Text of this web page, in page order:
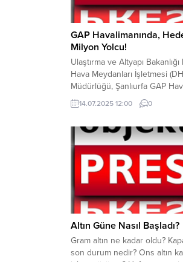
GAP Havalimanında,
Milyon Yolcu!
Ulaştırma ve Altyapı
Hava Meydanları İşletmesi
Müdürlüğü, Şanlıurfa GAP
2025 yılı Haziran ayına ilişkin
uçak, yolcu ve yük
Şanlıurfa GAP
trafiği 88.848, dış hat yolcu
1.286 olarak kaydedildi.
havalimanı, toplam 90.134...
14.07.2025 12:00 0
Altın Güne Nasıl Başladı?
Gram altın ne kadar oldu?
son durum nedir? Ons altın